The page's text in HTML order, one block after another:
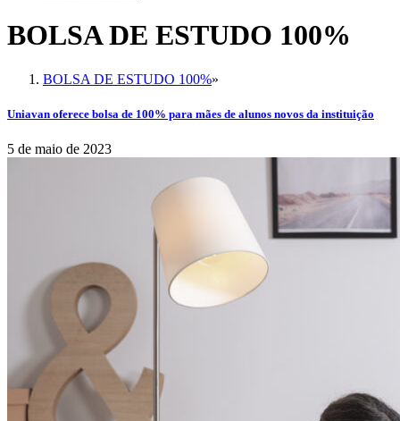
BOLSA DE ESTUDO 100%
BOLSA DE ESTUDO 100%»
Uniavan oferece bolsa de 100% para mães de alunos novos da instituição
5 de maio de 2023